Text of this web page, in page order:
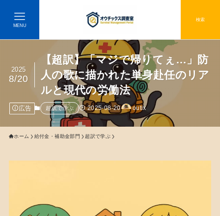
検索
MENU
【超訳】「マジで帰りてぇ…」防
人の歌に描かれた単身赴任のリア
ルと現代の労働法
2025
8/20
広告 超訳で学ぶ 2025-08-20 outix
ホーム 給付金・補助金部門 超訳で学ぶ